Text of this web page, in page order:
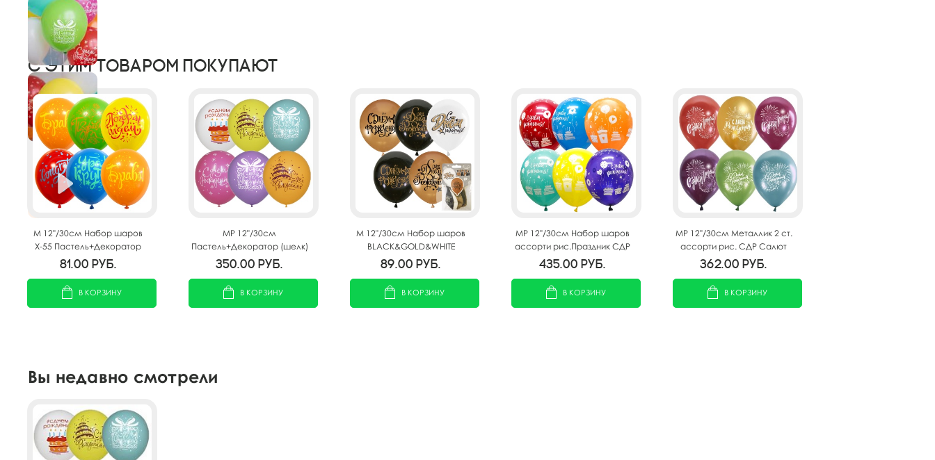
С этим товаром покупают
M 12"/30см Набор шаров
Х-55 Пастель+Декоратор
(шелк) 2 ст. рис Праздничная
81.00 руб.
В КОРЗИНУ
MP 12"/30см
Пастель+Декоратор (шелк)
ассорти рис Букет шаров
350.00 руб.
В КОРЗИНУ
M 12"/30см Набор шаров
BLACK&GOLD&WHITE
ассорти рис С Днем
89.00 руб.
В КОРЗИНУ
MP 12"/30см Набор шаров
ассорти рис.Праздник СДР
25шт
435.00 руб.
В КОРЗИНУ
MP 12"/30см Металлик 2 ст.
ассорти рис. СДР Салют
25шт
362.00 руб.
В КОРЗИНУ
Вы недавно смотрели